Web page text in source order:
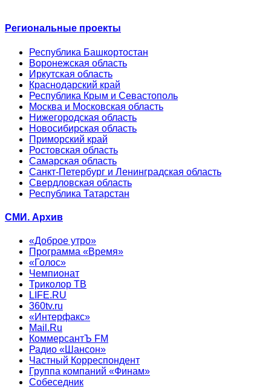
Региональные проекты
Республика Башкортостан
Воронежская область
Иркутская область
Краснодарский край
Республика Крым и Севастополь
Москва и Московская область
Нижегородская область
Новосибирская область
Приморский край
Ростовская область
Самарская область
Санкт-Петербург и Ленинградская область
Свердловская область
Республика Татарстан
СМИ. Архив
«Доброе утро»
Программа «Время»
«Голос»
Чемпионат
Триколор ТВ
LIFE.RU
360tv.ru
«Интерфакс»
Mail.Ru
КоммерсантЪ FM
Радио «Шансон»
Частный Корреспондент
Группа компаний «Финам»
Собеседник